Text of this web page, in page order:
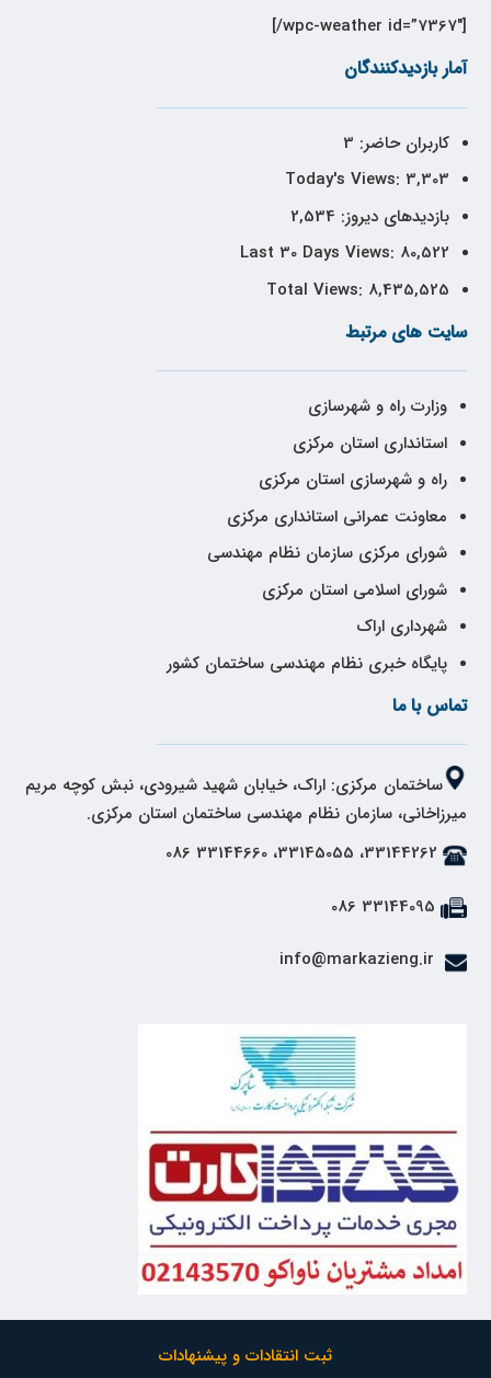
[wpc-weather id=”7367″/]
آمار بازدیدکنندگان
کاربران حاضر: 3
Today's Views: 3,303
بازدیدهای دیروز: 2,534
Last 30 Days Views: 80,522
Total Views: 8,435,525
سایت های مرتبط
وزارت راه و شهرسازی
استانداری استان مرکزی
راه و شهرسازی استان مرکزی
معاونت عمرانی استانداری مرکزی
شورای مرکزی سازمان نظام مهندسی
شورای اسلامی استان مرکزی
شهرداری اراک
پایگاه خبری نظام مهندسی ساختمان کشور
تماس با ما
ساختمان مرکزی: اراک، خیابان شهید شیرودی، نبش کوچه مریم
میرزاخانی، سازمان نظام مهندسی ساختمان استان مرکزی.
33144262، 33145055، 33144660 086
33144095 086
ثبت انتقادات و پیشنهادات